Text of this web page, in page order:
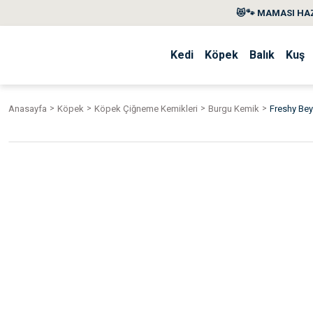
😻🐾 MAMASI
Kedi Köpek Balık Kuş
Anasayfa Köpek Köpek Çiğneme Kemikleri Burgu Kemik Freshy